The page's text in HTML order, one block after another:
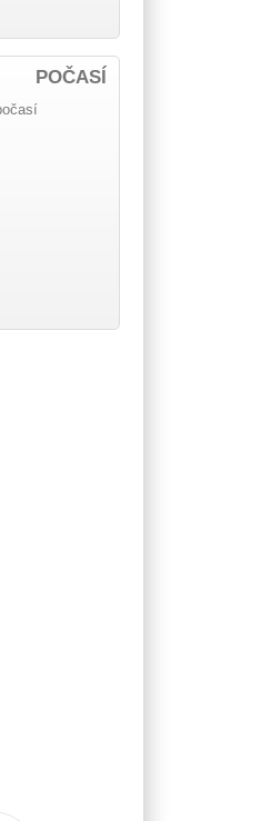
POČASÍ